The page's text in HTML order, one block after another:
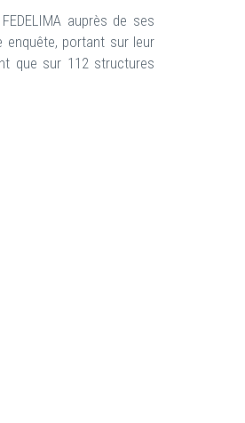
auprès de ses
enquête, portant sur leur
que sur 112 structures